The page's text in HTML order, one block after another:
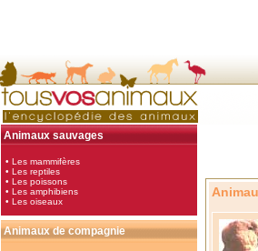
Animaux sauvages
• Les mammifères
• Les reptiles
• Les poissons
• Les amphibiens
• Les oiseaux
Animaux de compagnie